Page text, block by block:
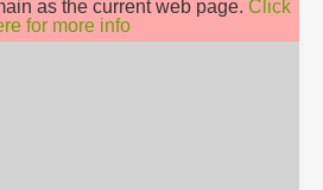
as the current web page. Click
for more info